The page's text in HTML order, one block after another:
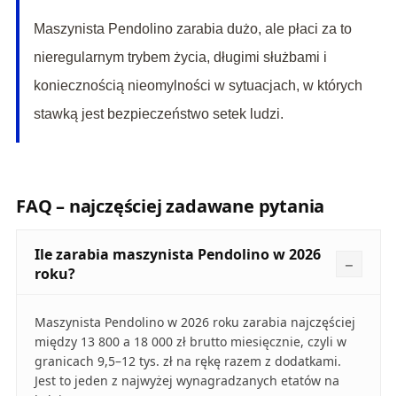
Maszynista Pendolino zarabia dużo, ale płaci za to
nieregularnym trybem życia, długimi służbami i
koniecznością nieomylności w sytuacjach, w których
stawką jest bezpieczeństwo setek ludzi.
FAQ – najczęściej zadawane pytania
Ile zarabia maszynista Pendolino w 2026
roku?
Maszynista Pendolino w 2026 roku zarabia najczęściej
między 13 800 a 18 000 zł brutto miesięcznie, czyli w
granicach 9,5–12 tys. zł na rękę razem z dodatkami.
Jest to jeden z najwyżej wynagradzanych etatów na